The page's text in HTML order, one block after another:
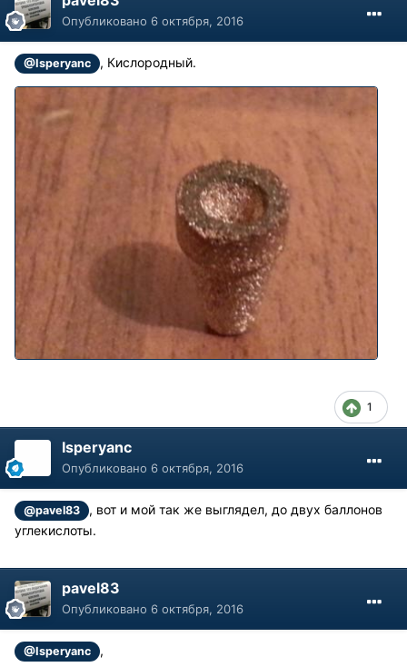
Опубликовано 6 октября, 2016
@Isperyanc , Кислородный.
1
Isperyanc
Опубликовано 6 октября, 2016
@pavel83
, вот и мой так же выглядел, до двух баллонов
углекислоты.
pavel83
Опубликовано 6 октября, 2016
@Isperyanc ,